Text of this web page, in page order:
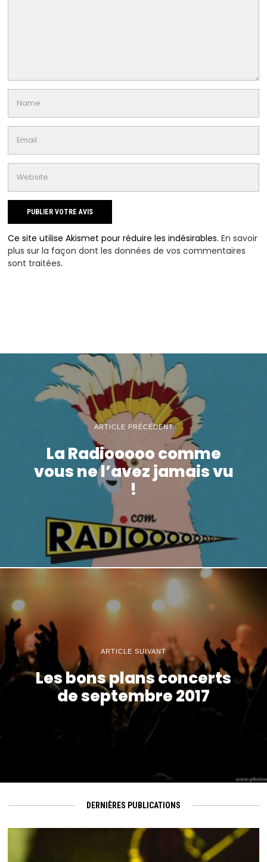
Ce site utilise Akismet pour réduire les indésirables.En savoir
plus sur la façon dont les données de vos commentaires
sont traitées.
ARTICLE PRÉCÉDENT
La Radiooooo comme
vous ne l’avez jamais vu
!
ARTICLE SUIVANT
Les bons plans concerts
de septembre 2017
DERNIÈRES PUBLICATIONS